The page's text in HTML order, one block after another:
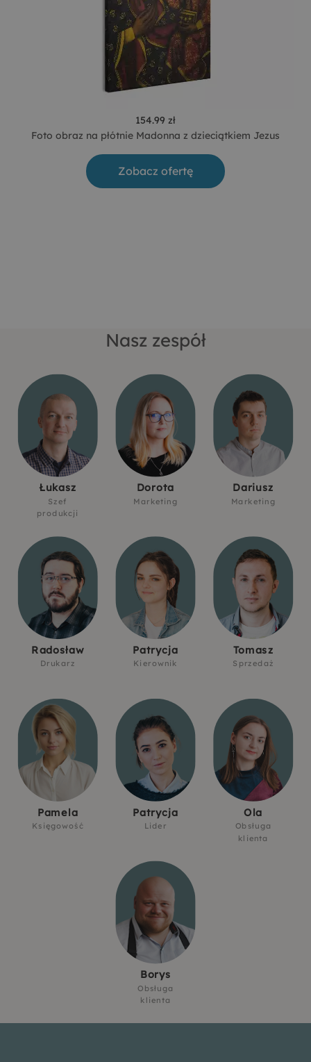
154.99 zł
Foto obraz na płótnie Madonna z dzieciątkiem Jezus
Zobacz ofertę
Nasz zespół
Łukasz
Szef
produkcji
Dorota
Marketing
Dariusz
Marketing
Radosław
Drukarz
Patrycja
Kierownik
Tomasz
Sprzedaż
Pamela
Księgowość
Patrycja
Lider
Ola
Obsługa
klienta
Borys
Obsługa
klienta